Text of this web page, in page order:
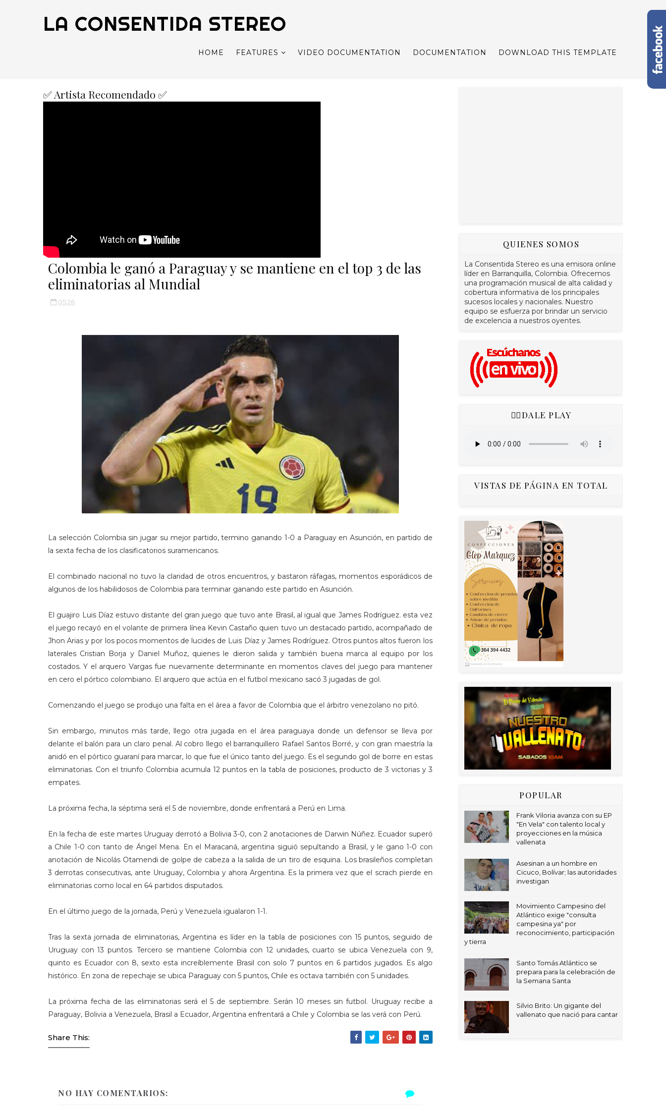
LA CONSENTIDA STEREO
HOME FEATURES VIDEO DOCUMENTATION DOCUMENTATION DOWNLOAD THIS TEMPLATE
✅ Artista Recomendado ✅
Colombia le ganó a Paraguay y se mantiene en el top 3 de las
eliminatorias al Mundial
05:26
La selección Colombia sin jugar su mejor partido, termino ganando 1-0 a Paraguay en Asunción, en partido de
la sexta fecha de los clasificatorios suramericanos.
El combinado nacional no tuvo la claridad de otros encuentros, y bastaron ráfagas, momentos esporádicos de
algunos de los habilidosos de Colombia para terminar ganando este partido en Asunción.
El guajiro Luis Díaz estuvo distante del gran juego que tuvo ante Brasil, al igual que James Rodríguez. esta vez
el juego recayó en el volante de primera línea Kevin Castaño quien tuvo un destacado partido, acompañado de
Jhon Arias y por los pocos momentos de lucides de Luis Díaz y James Rodríguez. Otros puntos altos fueron los
laterales Cristian Borja y Daniel Muñoz, quienes le dieron salida y también buena marca al equipo por los
costados. Y el arquero Vargas fue nuevamente determinante en momentos claves del juego para mantener
en cero el pórtico colombiano. El arquero que actúa en el futbol mexicano sacó 3 jugadas de gol.
Comenzando el juego se produjo una falta en el área a favor de Colombia que el árbitro venezolano no pitó.
Sin embargo, minutos más tarde, llego otra jugada en el área paraguaya donde un defensor se lleva por
delante el balón para un claro penal. Al cobro llego el barranquillero Rafael Santos Borré, y con gran maestría la
anidó en el pórtico guaraní para marcar, lo que fue el único tanto del juego. Es el segundo gol de borre en estas
eliminatorias. Con el triunfo Colombia acumula 12 puntos en la tabla de posiciones, producto de 3 victorias y 3
empates.
La próxima fecha, la séptima será el 5 de noviembre, donde enfrentará a Perú en Lima.
En la fecha de este martes Uruguay derrotó a Bolivia 3-0, con 2 anotaciones de Darwin Núñez. Ecuador superó
a Chile 1-0 con tanto de Ángel Mena. En el Maracaná, argentina siguió sepultando a Brasil, y le gano 1-0 con
anotación de Nicolás Otamendi de golpe de cabeza a la salida de un tiro de esquina. Los brasileños completan
3 derrotas consecutivas, ante Uruguay, Colombia y ahora Argentina. Es la primera vez que el scrach pierde en
eliminatorias como local en 64 partidos disputados.
En el último juego de la jornada, Perú y Venezuela igualaron 1-1.
Tras la sexta jornada de eliminatorias, Argentina es líder en la tabla de posiciones con 15 puntos, seguido de
Uruguay con 13 puntos. Tercero se mantiene Colombia con 12 unidades, cuarto se ubica Venezuela con 9,
quinto es Ecuador con 8, sexto esta increíblemente Brasil con solo 7 puntos en 6 partidos jugados. Es algo
histórico. En zona de repechaje se ubica Paraguay con 5 puntos, Chile es octava también con 5 unidades.
La próxima fecha de las eliminatorias será el 5 de septiembre. Serán 10 meses sin futbol. Uruguay recibe a
Paraguay, Bolivia a Venezuela, Brasil a Ecuador, Argentina enfrentará a Chile y Colombia se las verá con Perú.
Share This:
NO HAY COMENTARIOS:
QUIENES SOMOS
La Consentida Stereo es una emisora online
líder en Barranquilla, Colombia. Ofrecemos
una programación musical de alta calidad y
cobertura informativa de los principales
sucesos locales y nacionales. Nuestro
equipo se esfuerza por brindar un servicio
de excelencia a nuestros oyentes.
👇🏻DALE PLAY
VISTAS DE PÁGINA EN TOTAL
POPULAR
Frank Viloria avanza con su EP
"En Vela" con talento local y
proyecciones en la música
vallenata
Asesinan a un hombre en
Cicuco, Bolívar; las autoridades
investigan
Movimiento Campesino del
Atlántico exige "consulta
campesina ya" por
reconocimiento, participación
y tierra
Santo Tomás Atlántico se
prepara para la celebración de
la Semana Santa
Silvio Brito: Un gigante del
vallenato que nació para cantar